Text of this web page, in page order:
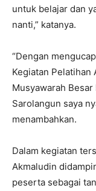
untuk belajar dan
nanti,” katanya.
“Dengan
Kegiatan Pelatihan
Musyawarah
Sarolangun saya
menambahkan.
Dalam kegiatan
Akmaludin
peserta sebagai